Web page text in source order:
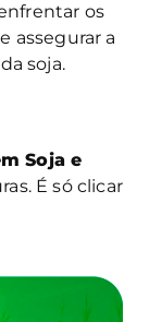
os
assegurar a
soja.
Soja e
É só clicar